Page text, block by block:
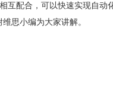
互配合，可以快速实现自动
思小编为大家讲解。